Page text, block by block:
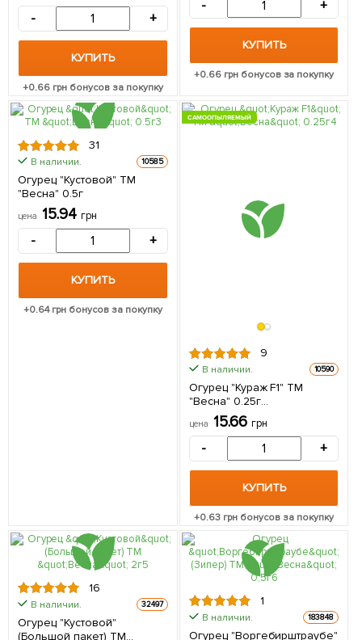
- +
КУПИТЬ
+0.66 грн бонусов за покупку
- +
КУПИТЬ
+0.66грн бонусов за покупку
31
В наличии. 10585
Огурец "Кустовой" ТМ
"Весна" 0.5г
цена 15.94 грн
- +
КУПИТЬ
+0.64грн бонусов за покупку
САМООПЫЛЯЕМЫЙ
9
В наличии. 10590
Огурец "Кураж F1" ТМ
"Весна" 0.25г
(самоопыляемый)
цена 15.66 грн
- +
КУПИТЬ
+0.63 грн бонусов за покупку
16
В наличии. 32497
Огурец "Кустовой"
(Большой пакет) ТМ
1
В наличии. 183848
Огурец "Воргебирштраубе"